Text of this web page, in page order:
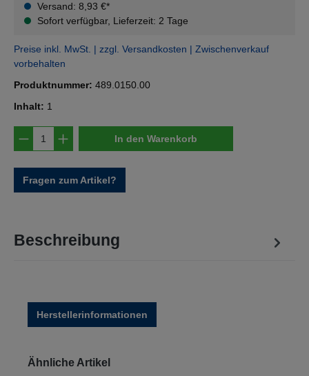
Versand: 8,93 €*
Sofort verfügbar, Lieferzeit: 2 Tage
Preise inkl. MwSt. | zzgl. Versandkosten | Zwischenverkauf
vorbehalten
Produktnummer: 489.0150.00
Inhalt: 1
Produkt Anzahl: Gib den gewünschten
In den Warenkorb
Fragen zum Artikel?
Beschreibung
Herstellerinformationen
Produktgalerie überspringen
Ähnliche Artikel